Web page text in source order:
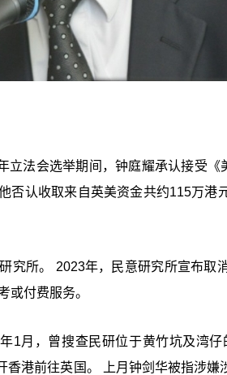
立法会选举期间，钟庭耀承认接受《
否认收取来自英美资金共约115万港
究所。 2023年，民意研究所宣布取
或付费服务。
1月，曾搜查民研位于黄竹坑及湾
港前往英国。 上月钟剑华被指涉嫌